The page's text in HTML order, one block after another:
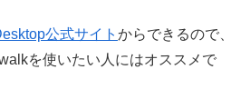
公式サイト からできるので、
を使いたい人にはオススメで